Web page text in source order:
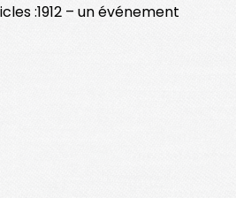
:1912 – un événement